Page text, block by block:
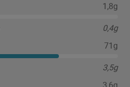
1,8g
0,4g
71g
3,5g